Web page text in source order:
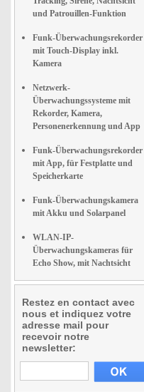
und Patrouillen-Funktion
Funk-Überwachungsrekorder
mit Touch-Display inkl.
Kamera
Netzwerk-
Überwachungssysteme mit
Rekorder, Kamera,
Personenerkennung und App
Funk-Überwachungsrekorder
mit App, für Festplatte und
Speicherkarte
Funk-Überwachungskamera
mit Akku und Solarpanel
WLAN-IP-
Überwachungskameras für
Echo Show, mit Nachtsicht
Restez en contact avec
nous et indiquez votre
adresse mail pour
recevoir notre
newsletter: